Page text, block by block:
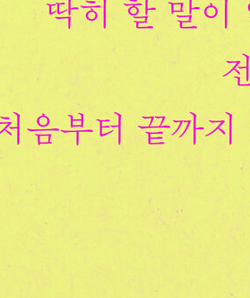
거움이라니 기뻐
으면 런던까지 걸을 거야
되다
빠도 『이성과 감성』을 잊을 수는 없지
내 소중한 아이가 왔어
편견』에 그늘이 필요해
인을 만났어
게 화창한 날씨가 계속되기를
콤한 대가
성과 감성』 광고를 한 번도 못 봤어
이야, 2쇄를 찍었어